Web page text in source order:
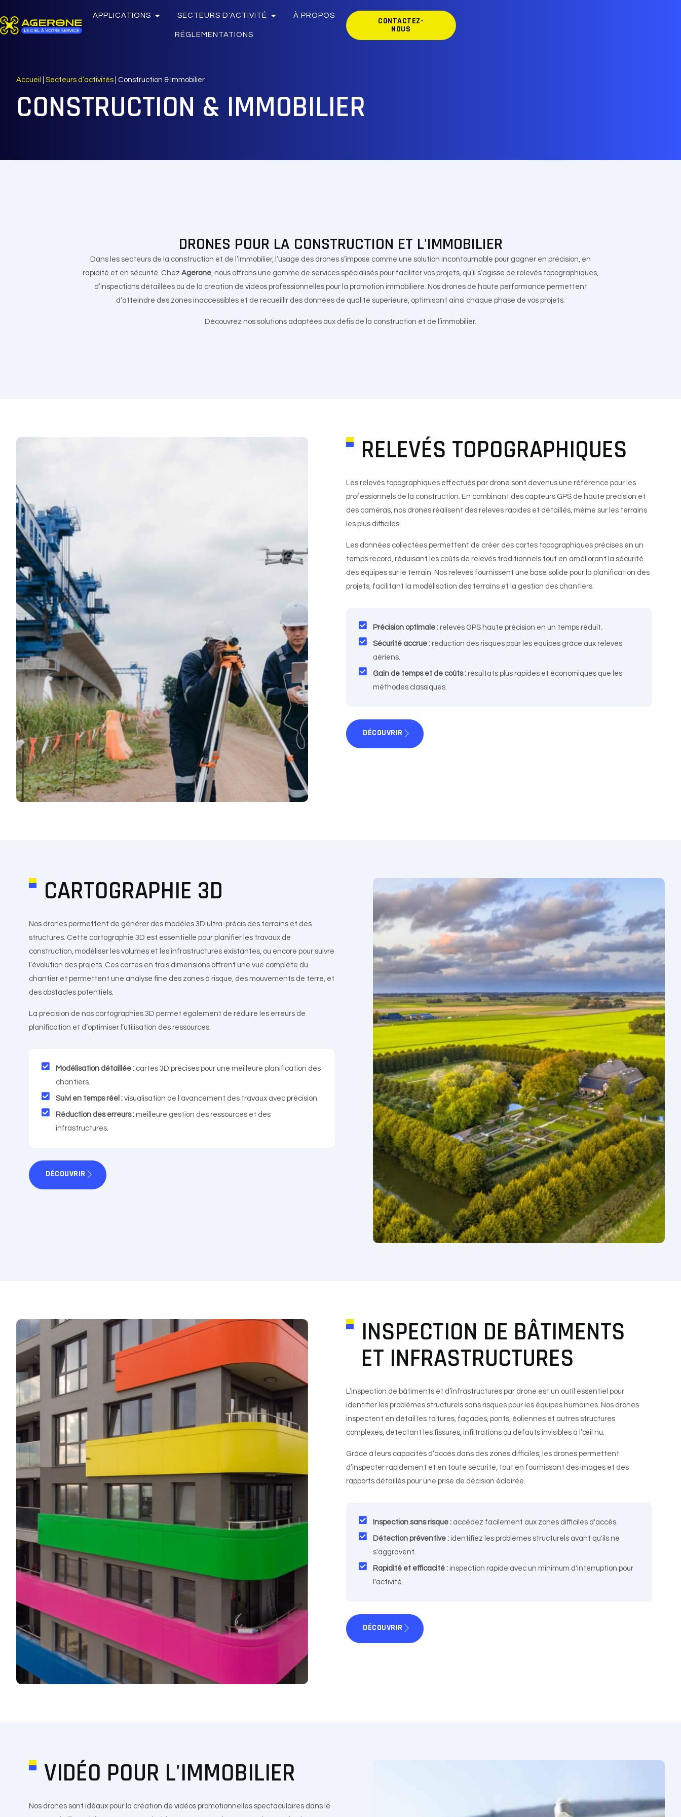
APPLICATIONS SECTEURS D'ACTIVITÉ À PROPOS
RÉGLEMENTATIONS
CONTACTEZ-
NOUS
Accueil Secteurs d’activités Construction & Immobilier
CONSTRUCTION & IMMOBILIER
DRONES POUR LA CONSTRUCTION ET L'IMMOBILIER
Dans les secteurs de la construction et de l’immobilier, l’usage des drones s’impose comme une solution incontournable pour gagner en précision, en
rapidité et en sécurité. Chez Agerone, nous offrons une gamme de services spécialisés pour faciliter vos projets, qu’il s’agisse de relevés topographiques,
d’inspections détaillées ou de la création de vidéos professionnelles pour la promotion immobilière. Nos drones de haute performance permettent
d’atteindre des zones inaccessibles et de recueillir des données de qualité supérieure, optimisant ainsi chaque phase de vos projets.
Découvrez nos solutions adaptées aux défis de la construction et de l’immobilier.
RELEVÉS TOPOGRAPHIQUES
Les relevés topographiques effectués par drone sont devenus une référence pour les
professionnels de la construction. En combinant des capteurs GPS de haute précision et
des caméras, nos drones réalisent des relevés rapides et détaillés, même sur les terrains
les plus difficiles.
Les données collectées permettent de créer des cartes topographiques précises en un
temps record, réduisant les coûts de relevés traditionnels tout en améliorant la sécurité
des équipes sur le terrain. Nos relevés fournissent une base solide pour la planification des
projets, facilitant la modélisation des terrains et la gestion des chantiers.
Précision optimale :relevés GPS haute précision en un temps réduit.
Sécurité accrue : réduction des risques pour les équipes grâce aux relevés
aériens.
Gain de temps et de coûts : résultats plus rapides et économiques que les
méthodes classiques.
DÉCOUVRIR
CARTOGRAPHIE 3D
Nos drones permettent de générer des modèles 3D ultra-précis des terrains et des
structures. Cette cartographie 3D est essentielle pour planifier les travaux de
construction, modéliser les volumes et les infrastructures existantes, ou encore pour suivre
l’évolution des projets. Ces cartes en trois dimensions offrent une vue complète du
chantier et permettent une analyse fine des zones à risque, des mouvements de terre, et
des obstacles potentiels.
La précision de nos cartographies 3D permet également de réduire les erreurs de
planification et d’optimiser l’utilisation des ressources.
Modélisation détaillée : cartes 3D précises pour une meilleure planification des
chantiers.
Suivi en temps réel : visualisation de l'avancement des travaux avec précision.
Réduction des erreurs : meilleure gestion des ressources et des
infrastructures.
DÉCOUVRIR
INSPECTION DE BÂTIMENTS
ET INFRASTRUCTURES
L’inspection de bâtiments et d’infrastructures par drone est un outil essentiel pour
identifier les problèmes structurels sans risques pour les équipes humaines. Nos drones
inspectent en détail les toitures, façades, ponts, éoliennes et autres structures
complexes, détectant les fissures, infiltrations ou défauts invisibles à l’œil nu.
Grâce à leurs capacités d’accès dans des zones difficiles, les drones permettent
d’inspecter rapidement et en toute sécurité, tout en fournissant des images et des
rapports détaillés pour une prise de décision éclairée.
Inspection sans risque : accédez facilement aux zones difficiles d'accès.
Détection préventive : identifiez les problèmes structurels avant qu'ils ne
s'aggravent.
Rapidité et efficacité : inspection rapide avec un minimum d'interruption pour
l'activité.
DÉCOUVRIR
VIDÉO POUR L'IMMOBILIER
Nos drones sont idéaux pour la création de vidéos promotionnelles spectaculaires dans le